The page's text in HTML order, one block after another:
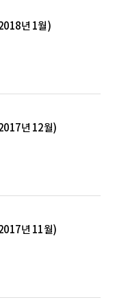
년 1월)
년 12월)
년 11월)